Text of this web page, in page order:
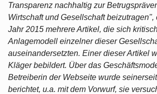
Transparenz nachhaltig zur
Wirtschaft und Gesellschaft beizutragen",
Jahr 2015 mehrere Artikel, die sich
Anlagemodell einzelner dieser
auseinandersetzten. Einer dieser Artikel
Kläger bebildert. Über das
Betreiberin der Webseite wurde
berichtet, u.a. mit dem Vorwurf, sie